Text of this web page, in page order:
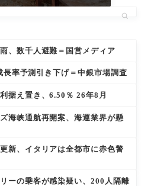
、数千人避難＝国営メディア
率予測引き下げ＝中銀市場調査
据え置き、6.50％ 26年8月
海峡通航再開案、海運業界が懸
新、イタリアは全都市に赤色警
ーの乗客が感染疑い、200人隔離